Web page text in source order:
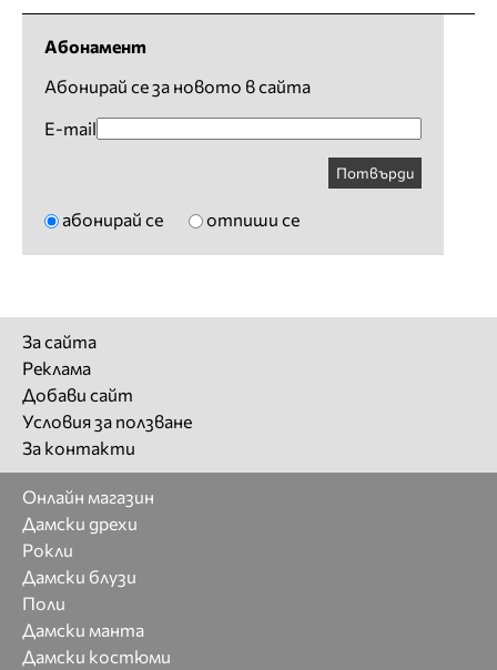
Абонамент
Абонирай се за новото в сайта
E-mail
Потвърди
абонирай се отпиши се
За сайта
Реклама
Добави сайт
Условия за ползване
За контакти
Онлайн магазин
Дамски дрехи
Рокли
Дамски блузи
Поли
Дамски манта
Дамски костюми